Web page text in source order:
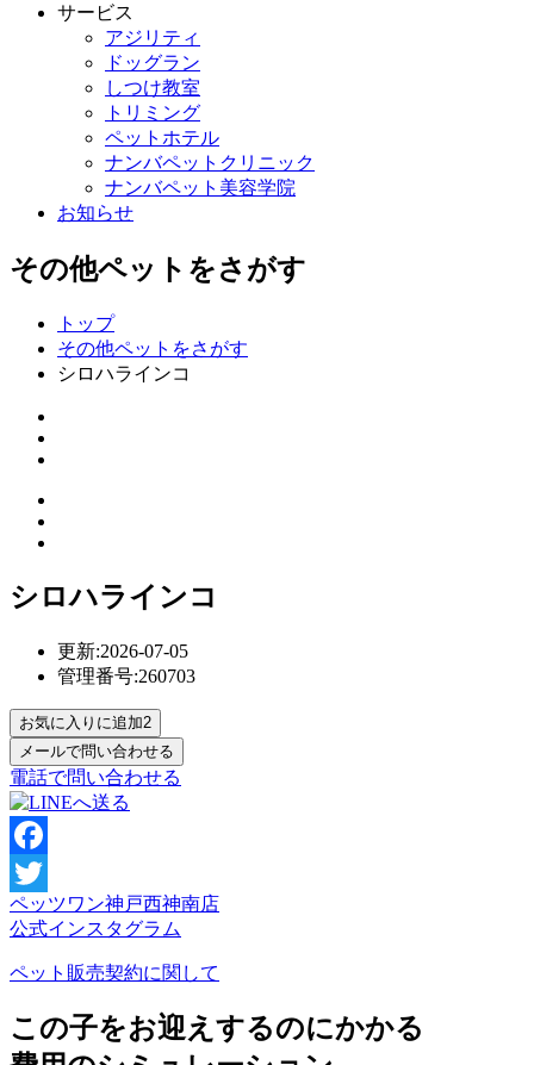
サービス
アジリティ
ドッグラン
しつけ教室
トリミング
ペットホテル
ナンバペットクリニック
ナンバペット美容学院
お知らせ
その他ペットをさがす
トップ
その他ペットをさがす
シロハラインコ
シロハラインコ
更新:2026-07-05
管理番号:260703
お気に入りに追加2
電話で問い合わせる
Facebook
Twitter
ペッツワン神戸西神南店
公式インスタグラム
ペット販売契約に関して
この子をお迎えするのにかかる